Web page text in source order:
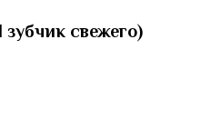
свежего)